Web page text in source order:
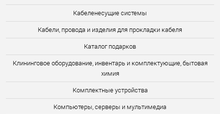
Кабеленесущие системы
Кабели, провода и изделия для прокладки кабеля
Каталог подарков
Клининговое оборудование, инвентарь и комплектующие, бытовая
химия
Комплектные устройства
Компьютеры, серверы и мультимедиа